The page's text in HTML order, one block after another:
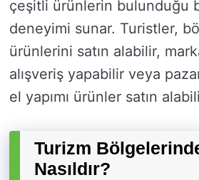
çeşitli ürünlerin bulunduğu
deneyimi sunar. Turistler,
ürünlerini satın alabilir,
alışveriş yapabilir veya
el yapımı ürünler satın
Turizm
Nasıldır?